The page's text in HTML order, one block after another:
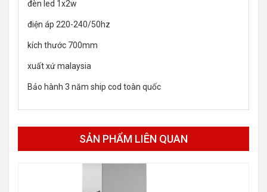
đèn led 1x2w
điện áp 220-240/50hz
kích thước 700mm
xuất xứ malaysia
Bảo hành 3 năm ship cod toàn quốc
SẢN PHẨM LIÊN QUAN